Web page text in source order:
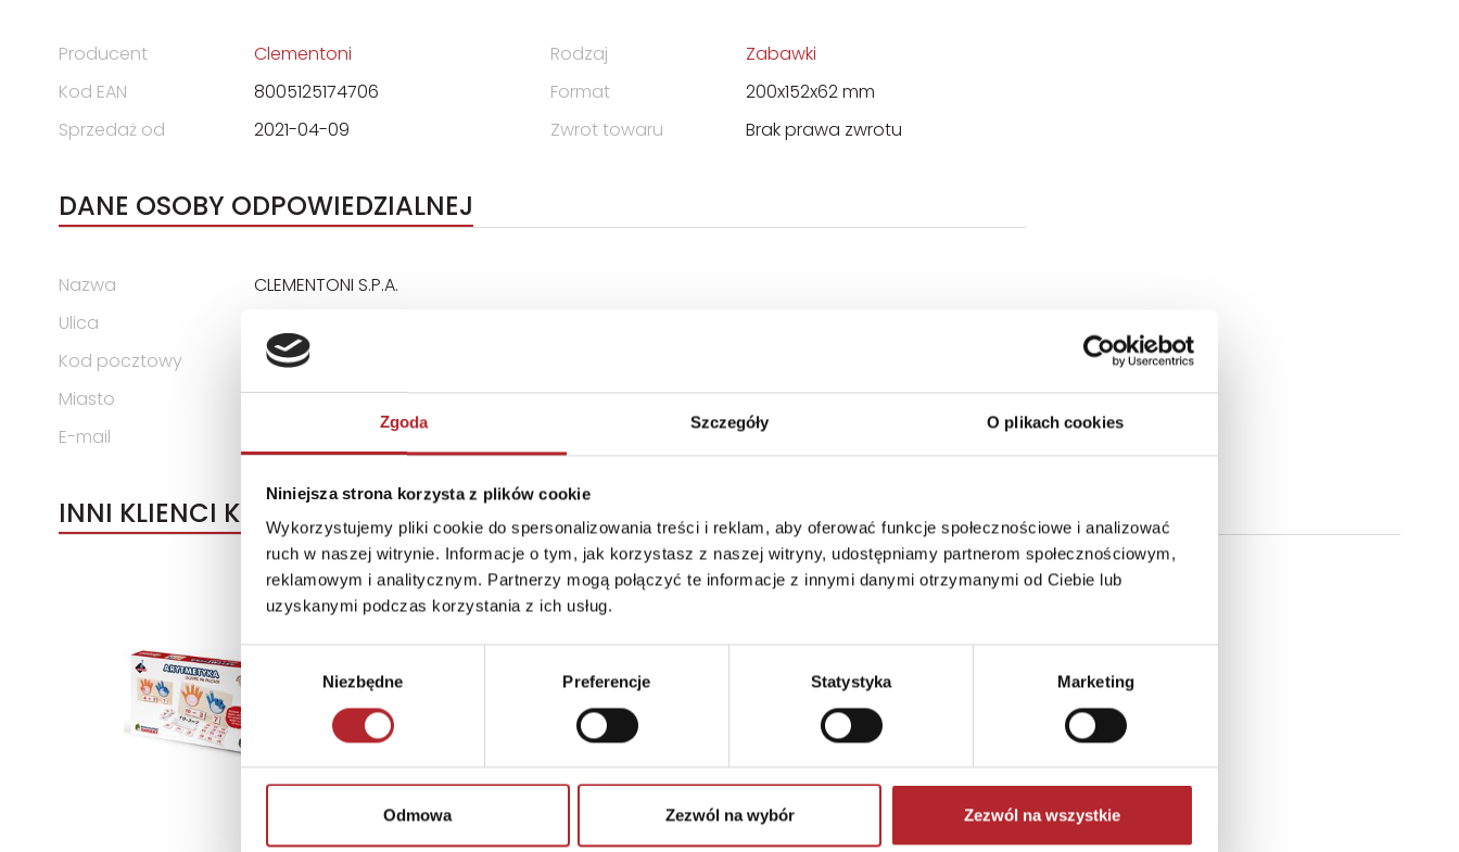
Zgoda Szczegóły O plikach cookies
Niniejsza strona korzysta z plików cookie
Wykorzystujemy pliki cookie do spersonalizowania treści i reklam, aby oferować funkcje społecznościowe i analizować
ruch w naszej witrynie. Informacje o tym, jak korzystasz z naszej witryny, udostępniamy partnerom społecznościowym,
reklamowym i analitycznym. Partnerzy mogą połączyć te informacje z innymi danymi otrzymanymi od Ciebie lub
uzyskanymi podczas korzystania z ich usług.
zgody
Niezbędne Preferencje Statystyka Marketing
Odmowa Zezwól na wybór Zezwól na wszystkie
Producent
Clementoni
Kod EAN
8005125174706
Sprzedaż od
2021-04-09
Rodzaj
Zabawki
Format
200x152x62 mm
Zwrot towaru
Brak prawa zwrotu
DANE OSOBY ODPOWIEDZIALNEJ
Nazwa
CLEMENTONI S.P.A.
Ulica
Kod pocztowy
62019
Miasto
RECANATI LOCALITA
E-mail
assistenza@clementoni.it
INNI KLIENCI KUPOWALI